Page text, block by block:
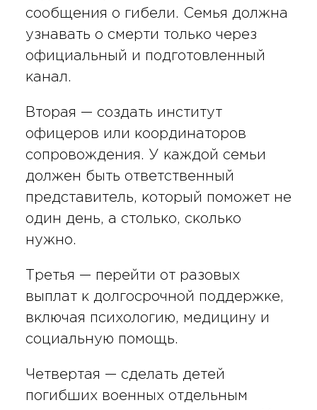
сообщения о гибели. Семья должна
узнавать о смерти только через
официальный и подготовленный
канал.
Вторая — создать институт
офицеров или координаторов
сопровождения. У каждой семьи
должен быть ответственный
представитель, который поможет не
один день, а столько, сколько
нужно.
Третья — перейти от разовых
выплат к долгосрочной поддержке,
включая психологию, медицину и
социальную помощь.
Четвертая — сделать детей
погибших военных отдельным